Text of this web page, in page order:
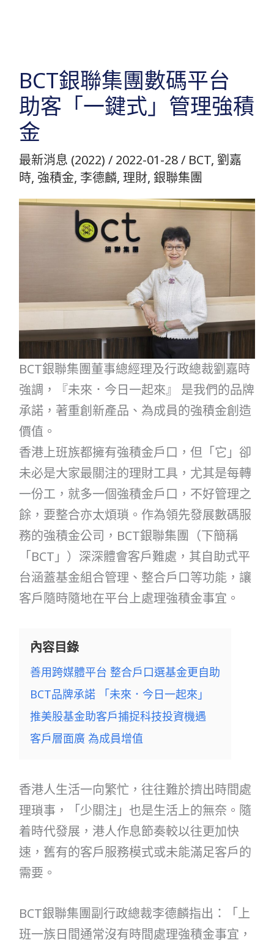
BCT銀聯集團數碼平台
助客「一鍵式」管理強積
金
最新消息 (2022) / 2022-01-28/ BCT, 劉嘉
時, 強積金, 李德麟, 理財, 銀聯集團
BCT銀聯集團董事總經理及行政總裁劉嘉時
強調，『未來．今日一起來』 是我們的品牌
承諾，著重創新產品、為成員的強積金創造
價值。
香港上班族都擁有強積金戶口，但「它」卻
未必是大家最關注的理財工具，尤其是每轉
一份工，就多一個強積金戶口，不好管理之
餘，要整合亦太煩瑣。作為領先發展數碼服
務的強積金公司，BCT銀聯集團（下簡稱
「BCT」）深深體會客戶難處，其自助式平
台涵蓋基金組合管理、整合戶口等功能，讓
客戶隨時隨地在平台上處理強積金事宜。
內容目錄
善用跨媒體平台 整合戶口選基金更自助
BCT品牌承諾 「未來．今日一起來」
推美股基金助客戶捕捉科技投資機遇
客戶層面廣 為成員增值
香港人生活一向繁忙，往往難於擠出時間處
理瑣事，「少關注」也是生活上的無奈。隨
着時代發展，港人作息節奏較以往更加快
速，舊有的客戶服務模式或未能滿足客戶的
需要。
BCT銀聯集團副行政總裁李德麟指出：「上
班一族日間通常沒有時間處理強積金事宜，